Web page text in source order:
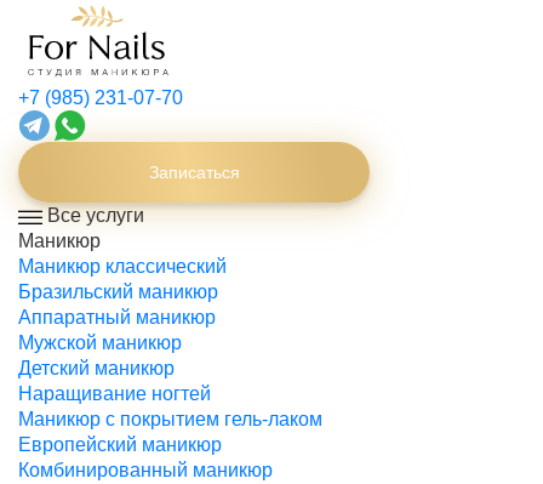
+7 (985) 231-07-70
Записаться
Все услуги
Маникюр
Маникюр классический
Бразильский маникюр
Аппаратный маникюр
Мужской маникюр
Детский маникюр
Наращивание ногтей
Маникюр с покрытием гель-лаком
Европейский маникюр
Комбинированный маникюр